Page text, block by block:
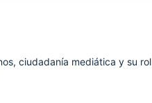
ciudadanía mediática y su rol